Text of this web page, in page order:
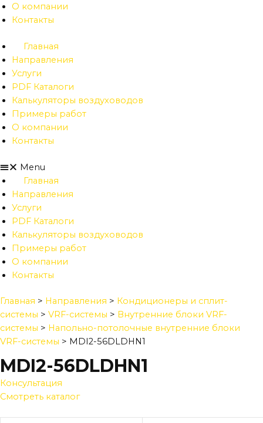
О компании
Контакты
Главная
Направления
Услуги
PDF Каталоги
Калькуляторы воздуховодов
Примеры работ
О компании
Контакты
Menu
Главная
Направления
Услуги
PDF Каталоги
Калькуляторы воздуховодов
Примеры работ
О компании
Контакты
Главная > Направления > Кондиционеры и сплит-
системы > VRF-системы > Внутренние блоки VRF-
системы > Напольно-потолочные внутренние блоки
VRF-системы > MDI2-56DLDHN1
MDI2-56DLDHN1
Консультация
Смотреть каталог